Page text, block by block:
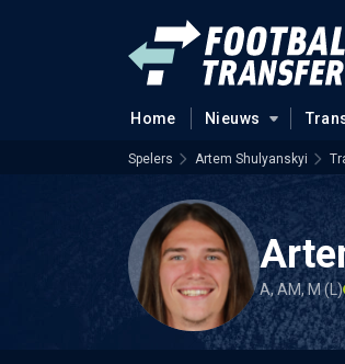
Home Nieuws
Spelers Artem Shulyanskyi
A, AM, M (L)